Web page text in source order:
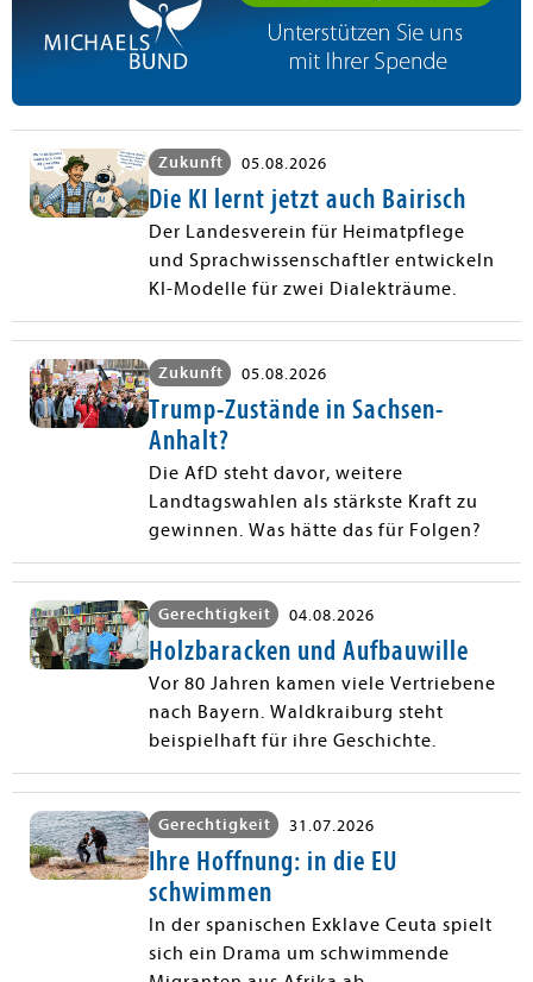
Zukunft 05.08.2026
Die KI lernt jetzt auch Bairisch
Der Landesverein für Heimatpflege
und Sprachwissenschaftler entwickeln
KI-Modelle für zwei Dialekträume.
Zukunft 05.08.2026
Trump-Zustände in Sachsen-
Anhalt?
Die AfD steht davor, weitere
Landtagswahlen als stärkste Kraft zu
gewinnen. Was hätte das für Folgen?
Gerechtigkeit 04.08.2026
Holzbaracken und Aufbauwille
Vor 80 Jahren kamen viele Vertriebene
nach Bayern. Waldkraiburg steht
beispielhaft für ihre Geschichte.
Gerechtigkeit 31.07.2026
Ihre Hoffnung: in die EU
schwimmen
In der spanischen Exklave Ceuta spielt
sich ein Drama um schwimmende